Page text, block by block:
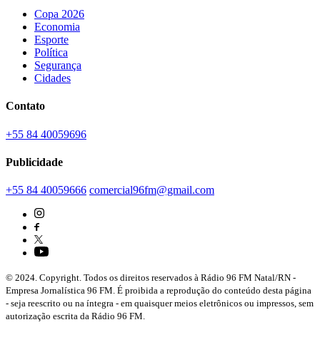
Copa 2026
Economia
Esporte
Política
Segurança
Cidades
Contato
+55 84 40059696
Publicidade
+55 84 40059666 comercial96fm@gmail.com
© 2024. Copyright. Todos os direitos reservados à Rádio 96 FM Natal/RN -
Empresa Jornalística 96 FM. É proibida a reprodução do conteúdo desta página
- seja reescrito ou na íntegra - em quaisquer meios eletrônicos ou impressos, sem
autorização escrita da Rádio 96 FM.